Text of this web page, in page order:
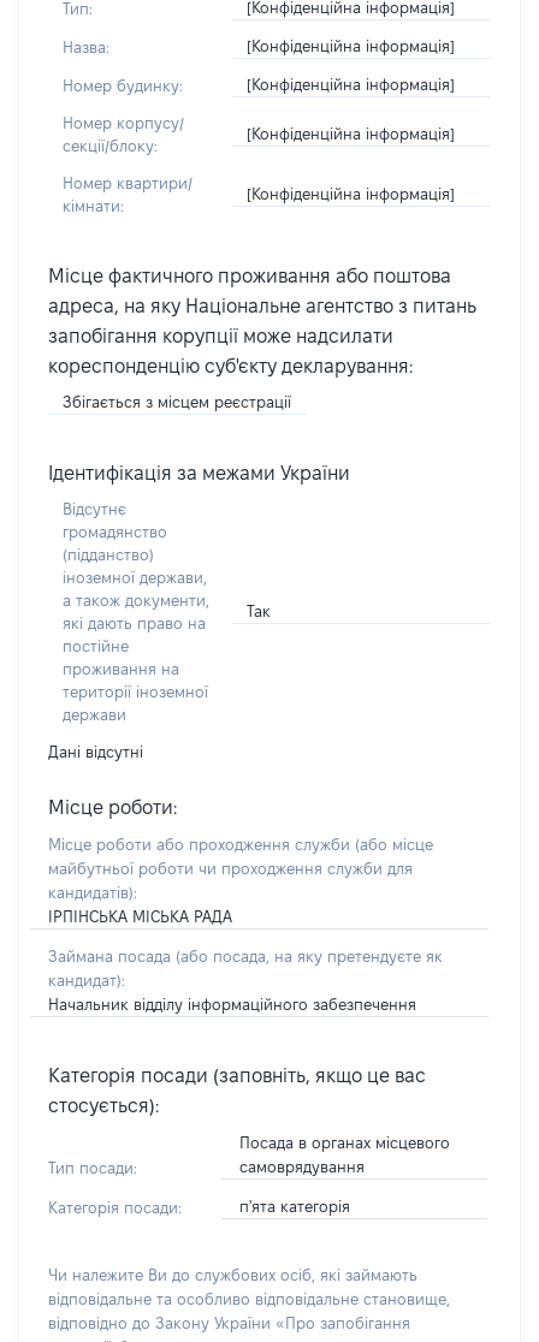
Тип: [Конфіденційна інформація]
Назва: [Конфіденційна інформація]
Номер будинку: [Конфіденційна інформація]
Номер корпусу/
секції/блоку:
[Конфіденційна інформація]
Номер квартири/
кімнати:
[Конфіденційна інформація]
Місце фактичного проживання або поштова
адреса, на яку Національне агентство з питань
запобігання корупції може надсилати
кореспонденцію суб'єкту декларування:
Збігається з місцем реєстрації
Ідентифікація за межами України
Відсутнє
громадянство
(підданство)
іноземної держави,
а також документи,
які дають право на
постійне
проживання на
території іноземної
держави
Так
Дані відсутні
Місце роботи:
Місце роботи або проходження служби (або місце
майбутньої роботи чи проходження служби для
кандидатів):
ІРПІНСЬКА МІСЬКА РАДА
Займана посада (або посада, на яку претендуєте як
кандидат):
Начальник відділу інформаційного забезпечення
Категорія посади (заповніть, якщо це вас
стосується):
Тип посади:
Посада в органах місцевого
самоврядування
Категорія посади: п'ята категорія
Чи належите Ви до службових осіб, які займають
відповідальне та особливо відповідальне становище,
відповідно до Закону України «Про запобігання